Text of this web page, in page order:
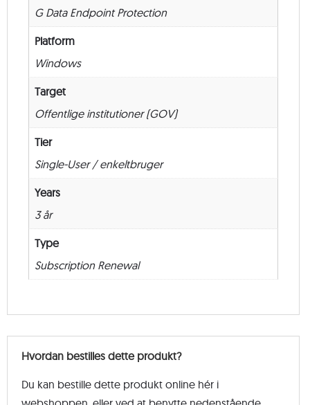
from
50
måneder
G Data Endpoint Protection
Platform
Windows
Target
Offentlige institutioner (GOV)
Tier
Single-User / enkeltbruger
Years
3 år
Type
Subscription Renewal
Hvordan bestilles dette produkt?
Du kan bestille dette produkt online hér i